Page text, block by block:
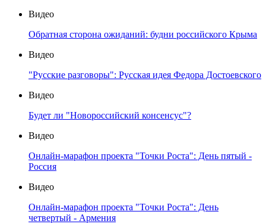
Видео
Обратная сторона ожиданий: будни российского Крыма
Видео
"Русские разговоры": Русская идея Федора Достоевского
Видео
Будет ли "Новороссийский консенсус"?
Видео
Онлайн-марафон проекта "Точки Роста": День пятый -
Россия
Видео
Онлайн-марафон проекта "Точки Роста": День
четвертый - Армения